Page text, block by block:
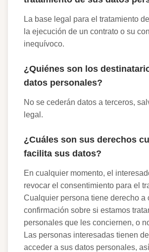
La base legal para el tratamiento
la ejecución de un contrato o su
inequívoco.
¿Quiénes son los
datos personales?
No se cederán datos a terceros,
legal.
¿Cuáles son sus derechos
facilita sus datos?
En cualquier momento, el
revocar el consentimiento para el
Cualquier persona tiene derecho a
confirmación sobre si estamos
personales que les conciernen, o
Las personas interesadas tienen
acceder a sus datos personales,